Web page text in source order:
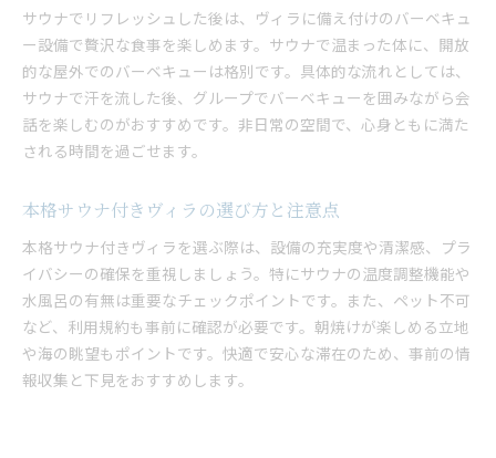
サウナでリフレッシュした後は、ヴィラに備え付けのバーベキュ
ー設備で贅沢な食事を楽しめます。サウナで温まった体に、開放
的な屋外でのバーベキューは格別です。具体的な流れとしては、
サウナで汗を流した後、グループでバーベキューを囲みながら会
話を楽しむのがおすすめです。非日常の空間で、心身ともに満た
される時間を過ごせます。
本格サウナ付きヴィラの選び方と注意点
本格サウナ付きヴィラを選ぶ際は、設備の充実度や清潔感、プラ
イバシーの確保を重視しましょう。特にサウナの温度調整機能や
水風呂の有無は重要なチェックポイントです。また、ペット不可
など、利用規約も事前に確認が必要です。朝焼けが楽しめる立地
や海の眺望もポイントです。快適で安心な滞在のため、事前の情
報収集と下見をおすすめします。